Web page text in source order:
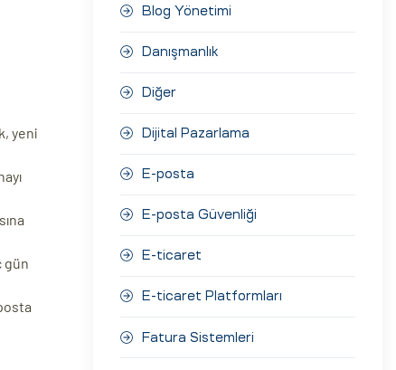
yeni
gün
Blog Yönetimi
Danışmanlık
Diğer
Dijital Pazarlama
E-posta
E-posta Güvenliği
E-ticaret
E-ticaret Platformları
Fatura Sistemleri